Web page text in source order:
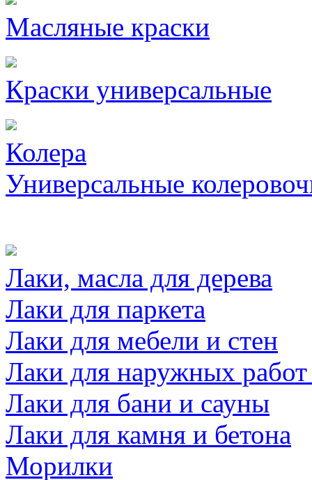
Масляные краски
Краски универсальные
Колера
Универсальные
Лаки, масла для дерева
Лаки для паркета
Лаки для мебели и стен
Лаки для наружных
Лаки для бани и сауны
Лаки для камня и бетона
Морилки